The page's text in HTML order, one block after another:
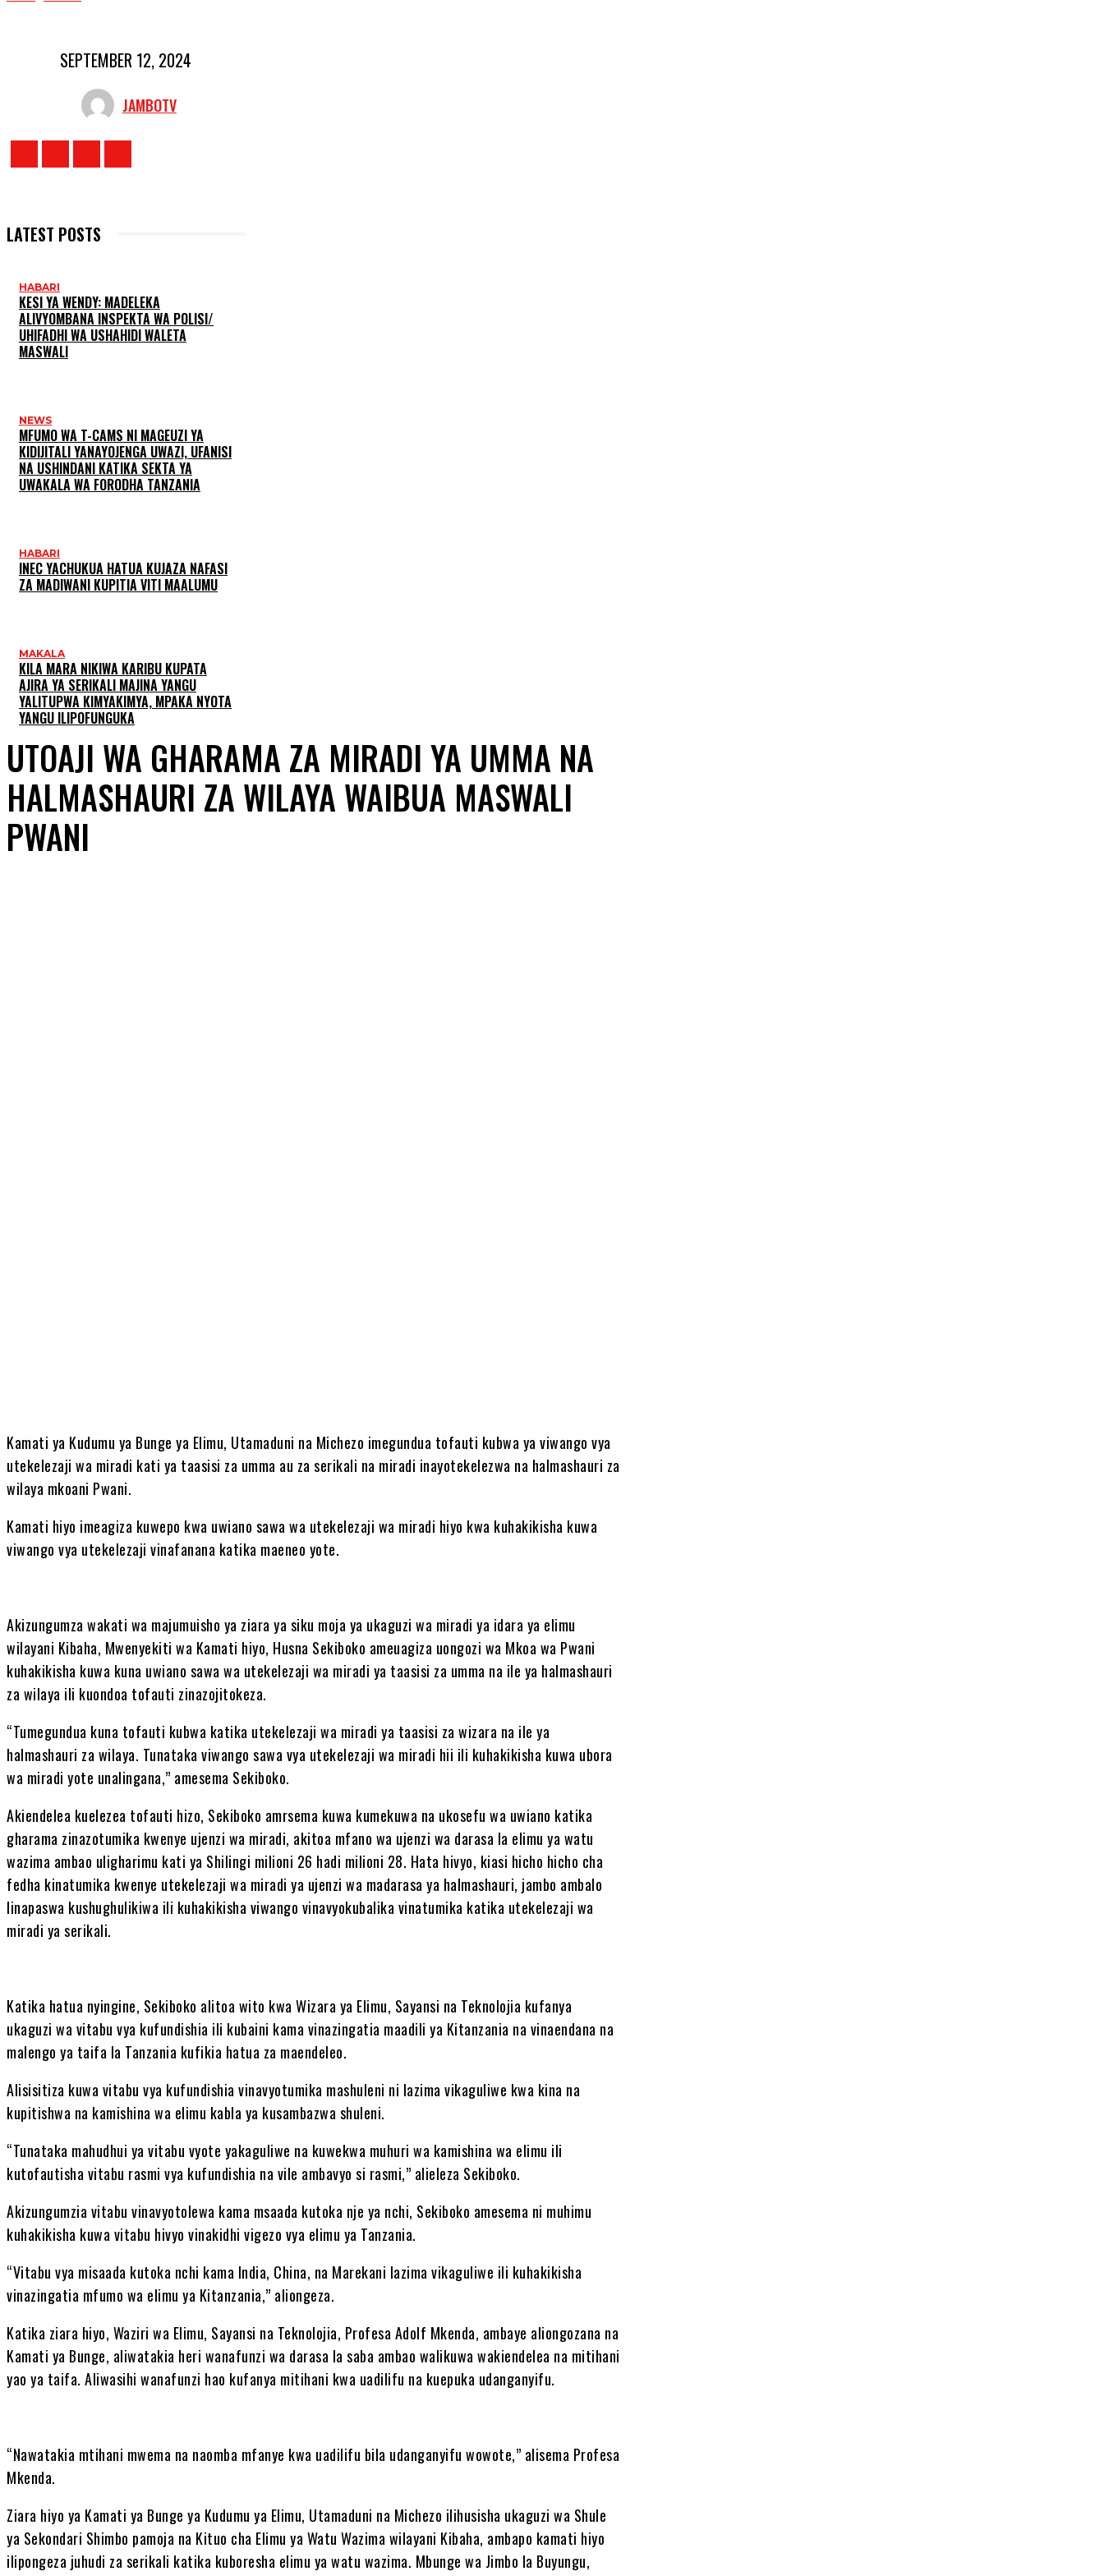
SEPTEMBER 12, 2024
JAMBOTV
LATEST POSTS
HABARI
KESI YA WENDY: MADELEKA
ALIVYOMBANA INSPEKTA WA POLISI/
UHIFADHI WA USHAHIDI WALETA
MASWALI
NEWS
MFUMO WA T-CAMS NI MAGEUZI YA
KIDIJITALI YANAYOJENGA UWAZI, UFANISI
NA USHINDANI KATIKA SEKTA YA
UWAKALA WA FORODHA TANZANIA
HABARI
INEC YACHUKUA HATUA KUJAZA NAFASI
ZA MADIWANI KUPITIA VITI MAALUMU
MAKALA
KILA MARA NIKIWA KARIBU KUPATA
AJIRA YA SERIKALI MAJINA YANGU
YALITUPWA KIMYAKIMYA, MPAKA NYOTA
YANGU ILIPOFUNGUKA
UTOAJI WA GHARAMA ZA MIRADI YA UMMA NA
HALMASHAURI ZA WILAYA WAIBUA MASWALI
PWANI
Kamati ya Kudumu ya Bunge ya Elimu, Utamaduni na Michezo imegundua tofauti kubwa ya viwango vya
utekelezaji wa miradi kati ya taasisi za umma au za serikali na miradi inayotekelezwa na halmashauri za
wilaya mkoani Pwani.
Kamati hiyo imeagiza kuwepo kwa uwiano sawa wa utekelezaji wa miradi hiyo kwa kuhakikisha kuwa
viwango vya utekelezaji vinafanana katika maeneo yote.
Akizungumza wakati wa majumuisho ya ziara ya siku moja ya ukaguzi wa miradi ya idara ya elimu
wilayani Kibaha, Mwenyekiti wa Kamati hiyo, Husna Sekiboko ameuagiza uongozi wa Mkoa wa Pwani
kuhakikisha kuwa kuna uwiano sawa wa utekelezaji wa miradi ya taasisi za umma na ile ya halmashauri
za wilaya ili kuondoa tofauti zinazojitokeza.
“Tumegundua kuna tofauti kubwa katika utekelezaji wa miradi ya taasisi za wizara na ile ya
halmashauri za wilaya. Tunataka viwango sawa vya utekelezaji wa miradi hii ili kuhakikisha kuwa ubora
wa miradi yote unalingana,” amesema Sekiboko.
Akiendelea kuelezea tofauti hizo, Sekiboko amrsema kuwa kumekuwa na ukosefu wa uwiano katika
gharama zinazotumika kwenye ujenzi wa miradi, akitoa mfano wa ujenzi wa darasa la elimu ya watu
wazima ambao uligharimu kati ya Shilingi milioni 26 hadi milioni 28. Hata hivyo, kiasi hicho hicho cha
fedha kinatumika kwenye utekelezaji wa miradi ya ujenzi wa madarasa ya halmashauri, jambo ambalo
linapaswa kushughulikiwa ili kuhakikisha viwango vinavyokubalika vinatumika katika utekelezaji wa
miradi ya serikali.
Katika hatua nyingine, Sekiboko alitoa wito kwa Wizara ya Elimu, Sayansi na Teknolojia kufanya
ukaguzi wa vitabu vya kufundishia ili kubaini kama vinazingatia maadili ya Kitanzania na vinaendana na
malengo ya taifa la Tanzania kufikia hatua za maendeleo.
Alisisitiza kuwa vitabu vya kufundishia vinavyotumika mashuleni ni lazima vikaguliwe kwa kina na
kupitishwa na kamishina wa elimu kabla ya kusambazwa shuleni.
“Tunataka mahudhui ya vitabu vyote yakaguliwe na kuwekwa muhuri wa kamishina wa elimu ili
kutofautisha vitabu rasmi vya kufundishia na vile ambavyo si rasmi,” alieleza Sekiboko.
Akizungumzia vitabu vinavyotolewa kama msaada kutoka nje ya nchi, Sekiboko amesema ni muhimu
kuhakikisha kuwa vitabu hivyo vinakidhi vigezo vya elimu ya Tanzania.
“Vitabu vya misaada kutoka nchi kama India, China, na Marekani lazima vikaguliwe ili kuhakikisha
vinazingatia mfumo wa elimu ya Kitanzania,” aliongeza.
Katika ziara hiyo, Waziri wa Elimu, Sayansi na Teknolojia, Profesa Adolf Mkenda, ambaye aliongozana na
Kamati ya Bunge, aliwatakia heri wanafunzi wa darasa la saba ambao walikuwa wakiendelea na mitihani
yao ya taifa. Aliwasihi wanafunzi hao kufanya mitihani kwa uadilifu na kuepuka udanganyifu.
“Nawatakia mtihani mwema na naomba mfanye kwa uadilifu bila udanganyifu wowote,” alisema Profesa
Mkenda.
Ziara hiyo ya Kamati ya Bunge ya Kudumu ya Elimu, Utamaduni na Michezo ilihusisha ukaguzi wa Shule
ya Sekondari Shimbo pamoja na Kituo cha Elimu ya Watu Wazima wilayani Kibaha, ambapo kamati hiyo
ilipongeza juhudi za serikali katika kuboresha elimu ya watu wazima. Mbunge wa Jimbo la Buyungu,